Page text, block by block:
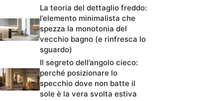
La teoria del dettaglio freddo:
l’elemento minimalista che
spezza la monotonia del
vecchio bagno (e rinfresca lo
sguardo)
Il segreto dell’angolo cieco:
perché posizionare lo
specchio dove non batte il
sole è la vera svolta estiva